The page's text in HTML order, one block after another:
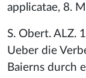
applicatae, 8.
S. Obert. ALZ.
Ueber die
Baierns durch